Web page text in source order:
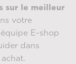
sur le meilleur
votre
E-shop
dans